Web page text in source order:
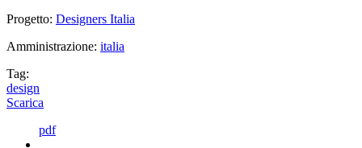
Progetto: Designers Italia
Amministrazione: italia
Tag:
design
Scarica
pdf